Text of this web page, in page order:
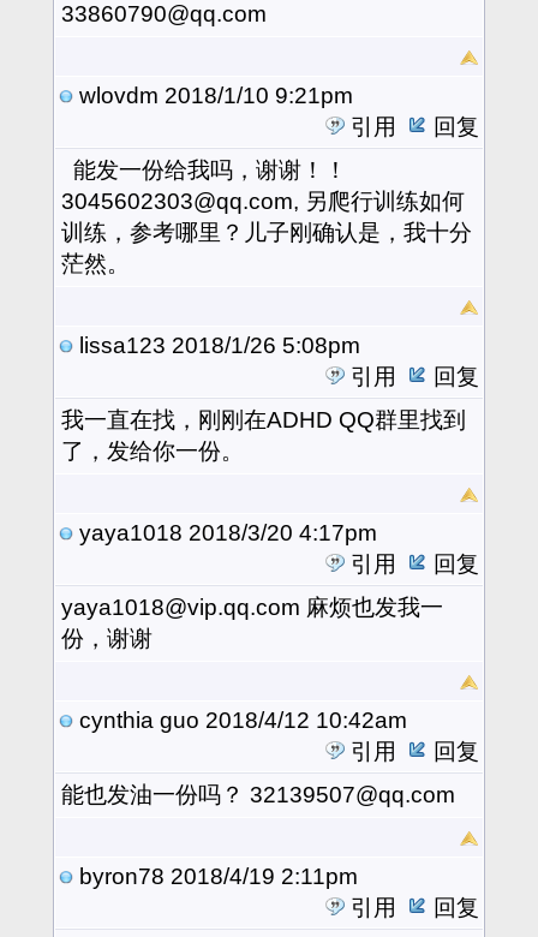
33860790@qq.com
wlovdm 2018/1/10 9:21pm
引用
回复
能发一份给我吗，谢谢！！
3045602303@qq.com, 另爬行训练如何
训练，参考哪里？儿子刚确认是，我十分
茫然。
lissa123 2018/1/26 5:08pm
引用
回复
我一直在找，刚刚在ADHD QQ群里找到
了，发给你一份。
yaya1018 2018/3/20 4:17pm
引用
回复
yaya1018@vip.qq.com 麻烦也发我一
份，谢谢
cynthia guo 2018/4/12 10:42am
引用
回复
能也发油一份吗？ 32139507@qq.com
byron78 2018/4/19 2:11pm
引用
回复